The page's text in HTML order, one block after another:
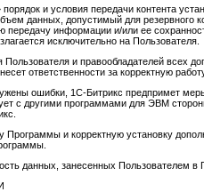
и условия передачи контента
данных, допустимый для
передачу информации и/или ее
исключительно на Пользователя.
и правообладателей всех
ответственности за корректную
ошибки, 1С-Битрикс предпримет
с другими программами для ЭВМ
Программы и корректную установку
данных, занесенных Пользователем в